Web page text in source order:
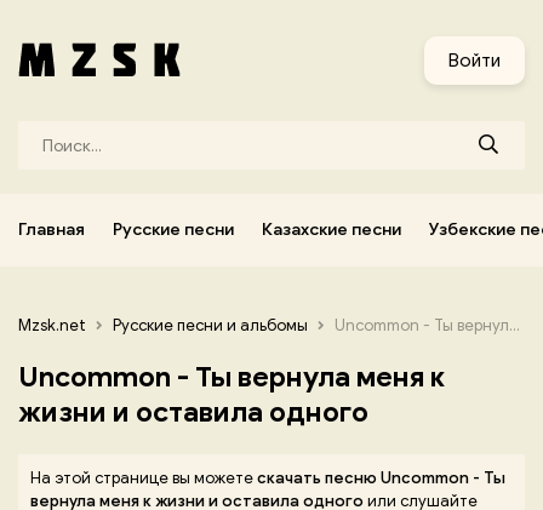
Войти
Главная Русские песни Казахские песни Узбекские
Mzsk.net Русские песни и альбомы Uncommon - Ты вернула меня к жизни и оставила одного
Uncommon - Ты вернула меня к
жизни и оставила одного
На этой странице вы можетескачать песню Uncommon - Ты
вернула меня к жизни и оставила одного или слушайте
Узбекские песни Корейские песни